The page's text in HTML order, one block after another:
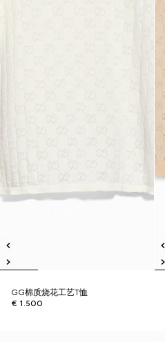
GG棉质烧花工艺T恤
€ 1.500